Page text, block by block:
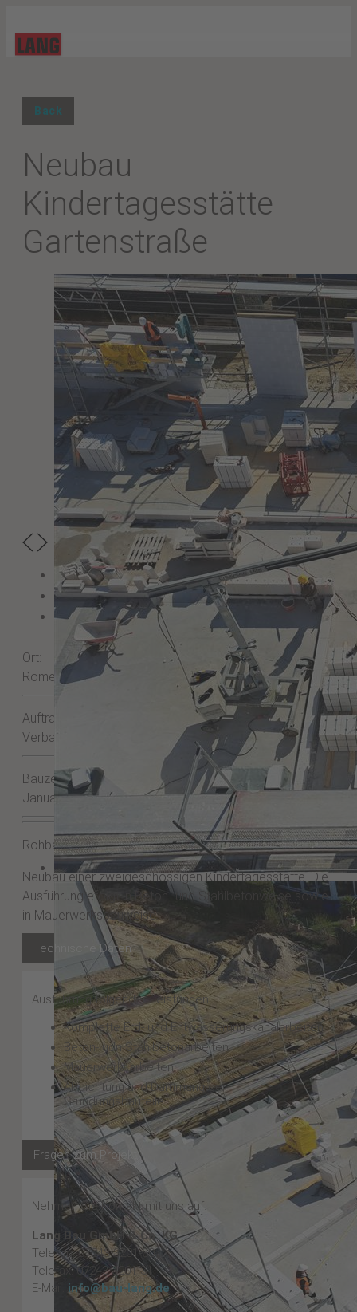
Back
Neubau
Kindertagesstätte
Gartenstraße
Ort:
Römerberg (Ortsteil Berghausen)
Auftraggeber:
Verbandsgemeindeverwaltung Römerberg-Dudenhofen
Bauzeit:
Januar 2025 - Juni 2025
Rohbau
Neubau einer zweigeschossigen Kindertagesstätte. Die
Ausführung efolgt in Beton- und Stahlbetonweise sowie
in Mauerwerksbauweise.
Technische Daten
Ausführung folgender Leistungen:
Komplette Erd- und Entwässerungskanalarbeiten
Beton- udn Stahlbetonarbeiten
Mauerwerksarbeiten
Abdichtung und Dämmung der
Gründungsbauteile
Fragen zum Projekt
Nehmen Sie Kontakt mit uns auf:
Lang Bau GmbH & Co. KG
Telefon: 07243 3201-30
Telefax: 07243 3201-31
E-Mail: info@bau-lang.de